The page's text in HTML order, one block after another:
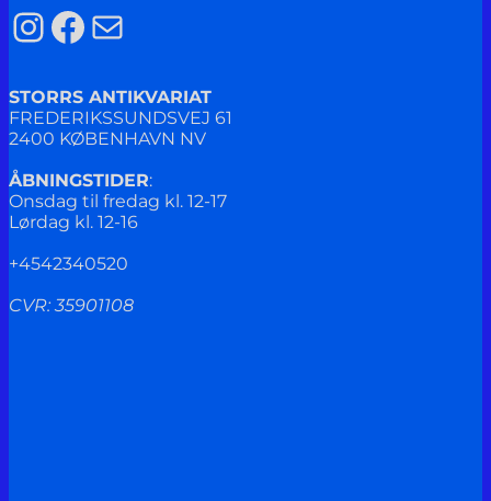
Instagram
Facebook
Mail
STORRS ANTIKVARIAT
FREDERIKSSUNDSVEJ 61
2400 KØBENHAVN NV
ÅBNINGSTIDER:
Onsdag til fredag kl. 12-17
Lørdag kl. 12-16
+4542340520
CVR: 35901108